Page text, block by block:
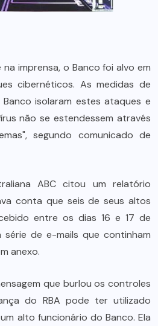
imprensa, o Banco foi alvo em
cibernéticos. As medidas de
isolaram estes ataques e
não se estendessem através
segundo comunicado de
ABC citou um relatório
conta que seis de seus altos
entre os dias 16 e 17 de
série de e-mails que continham
anexo.
que burlou os controles
do RBA pode ter utilizado
alto funcionário do Banco. Ela